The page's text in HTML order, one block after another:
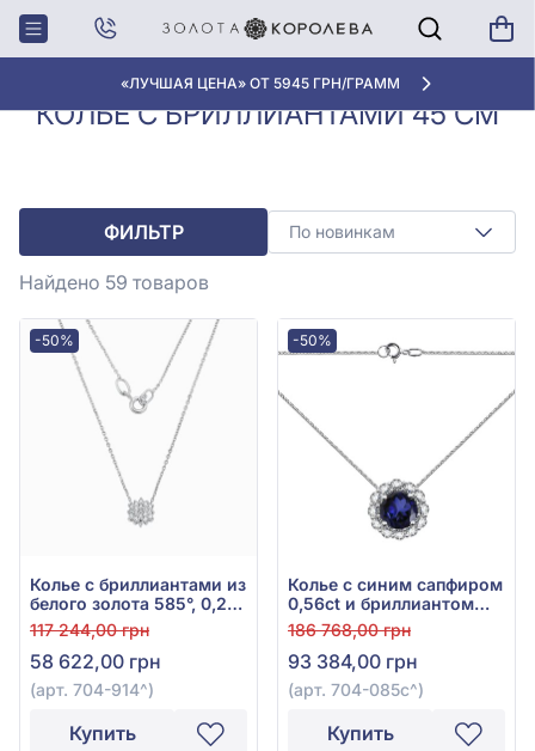
«ЛУЧШАЯ ЦЕНА» ОТ 5945 ГРН/ГРАММ
Главная
Колье с
бриллиантами
Колье с бриллиантами 45
см
КОЛЬЕ С БРИЛЛИАНТАМИ 45 СМ
ФИЛЬТР По новинкам
Найдено 59 товаров
-50%
Колье с бриллиантами из
белого золота 585°, 0,2ct,
арт. 704-914
117 244,00 грн
58 622,00 грн
(арт. 704-914^)
Купить
-50%
Колье с синим сапфиром
0,56ct и бриллиантом
0,18ct из белого золота
585°, арт. 704-085с
186 768,00 грн
93 384,00 грн
(арт. 704-085с^)
Купить